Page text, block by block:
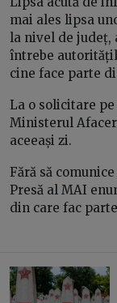
mai ales lipsa
la nivel de județ,
întrebe
cine face parte
La o solicitare
Ministerul
aceeași zi.
Fără să
Presă al MAI
din care fac